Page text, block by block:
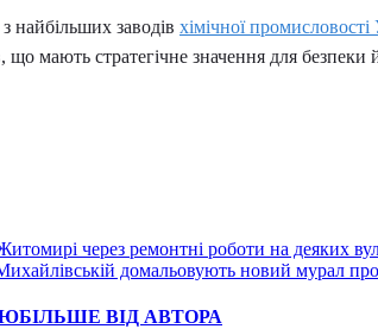
найбільших заводів хімічної промисловості
що мають стратегічне значення для
через ремонтні роботи на деяких
домальовують новий мурал
БІЛЬШЕ ВІД АВТОРА